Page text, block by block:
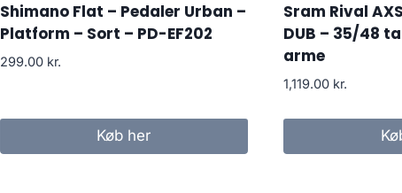
Shimano Flat – Pedaler Urban –
Platform – Sort – PD-EF202
299.00 kr.
Køb her
Sram Rival
DUB – 35/48
arme
1,119.00 kr.